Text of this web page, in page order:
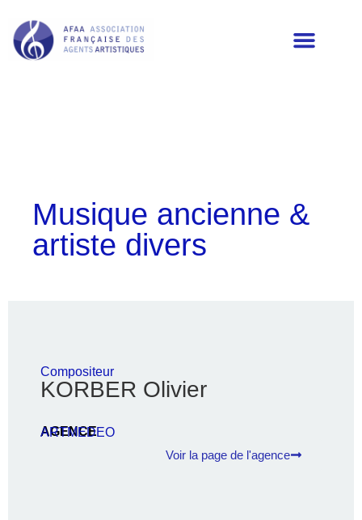
Musique ancienne &
artiste divers
Compositeur
KORBER Olivier
AGENCE
ARTMEDEO
Voir la page de l'agence